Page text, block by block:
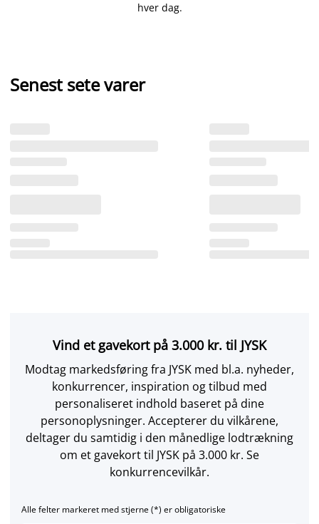
hver dag.
Senest sete varer
Vind et gavekort på 3.000 kr. til JYSK
Modtag markedsføring fra JYSK med bl.a. nyheder,
konkurrencer, inspiration og tilbud med
personaliseret indhold baseret på dine
personoplysninger. Accepterer du vilkårene,
deltager du samtidig i den månedlige lodtrækning
om et gavekort til JYSK på 3.000 kr. Se
konkurrencevilkår.
Alle felter markeret med stjerne (*) er obligatoriske